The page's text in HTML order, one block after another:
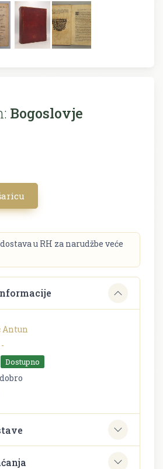
Bogoslovje
u RH za narudžbe veće
Antun
-
Dostupno